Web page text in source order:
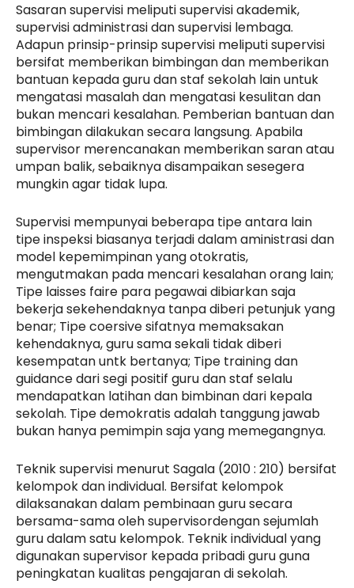
Sasaran supervisi meliputi supervisi akademik,
supervisi administrasi dan supervisi lembaga.
Adapun prinsip-prinsip supervisi meliputi supervisi
bersifat memberikan bimbingan dan memberikan
bantuan kepada guru dan staf sekolah lain untuk
mengatasi masalah dan mengatasi kesulitan dan
bukan mencari kesalahan. Pemberian bantuan dan
bimbingan dilakukan secara langsung. Apabila
supervisor merencanakan memberikan saran atau
umpan balik, sebaiknya disampaikan sesegera
mungkin agar tidak lupa.
Supervisi mempunyai beberapa tipe antara lain
tipe inspeksi biasanya terjadi dalam aministrasi dan
model kepemimpinan yang otokratis,
mengutmakan pada mencari kesalahan orang lain;
Tipe laisses faire para pegawai dibiarkan saja
bekerja sekehendaknya tanpa diberi petunjuk yang
benar; Tipe coersive sifatnya memaksakan
kehendaknya, guru sama sekali tidak diberi
kesempatan untk bertanya; Tipe training dan
guidance dari segi positif guru dan staf selalu
mendapatkan latihan dan bimbinan dari kepala
sekolah. Tipe demokratis adalah tanggung jawab
bukan hanya pemimpin saja yang memegangnya.
Teknik supervisi menurut Sagala (2010 : 210) bersifat
kelompok dan individual. Bersifat kelompok
dilaksanakan dalam pembinaan guru secara
bersama-sama oleh supervisordengan sejumlah
guru dalam satu kelompok. Teknik individual yang
digunakan supervisor kepada pribadi guru guna
peningkatan kualitas pengajaran di sekolah.